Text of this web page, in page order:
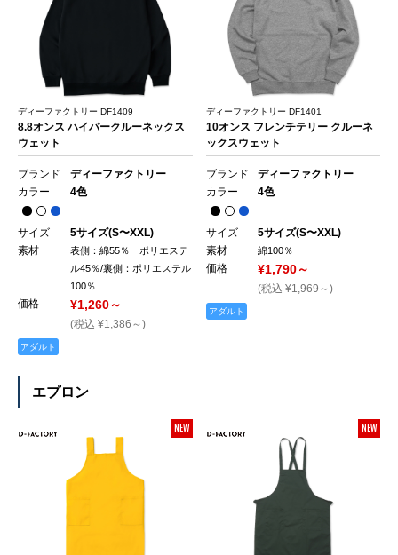
ディーファクトリー DF1409
8.8オンス ハイパークルーネックス
ウェット
ブランド
ディーファクトリー
カラー
4色
サイズ
5サイズ(S〜XXL)
素材
表側：綿55％ ポリエステ
ル45％/裏側：ポリエステル
100％
価格 ¥1,260～
(税込 ¥1,386～)
アダルト
ディーファクトリー DF1401
10オンス フレンチテリー クルーネ
ックスウェット
ブランド
ディーファクトリー
カラー
4色
サイズ
5サイズ(S〜XXL)
素材
綿100％
価格 ¥1,790～
(税込 ¥1,969～)
アダルト
エプロン
NEW NEW